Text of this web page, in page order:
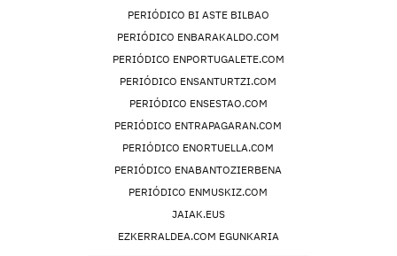
PERIÓDICO BI ASTE BILBAO
PERIÓDICO ENBARAKALDO.COM
PERIÓDICO ENPORTUGALETE.COM
PERIÓDICO ENSANTURTZI.COM
PERIÓDICO ENSESTAO.COM
PERIÓDICO ENTRAPAGARAN.COM
PERIÓDICO ENORTUELLA.COM
PERIÓDICO ENABANTOZIERBENA
PERIÓDICO ENMUSKIZ.COM
JAIAK.EUS
EZKERRALDEA.COM EGUNKARIA